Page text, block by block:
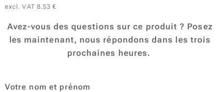
excl. VAT 8.53 €
Avez-vous des questions sur ce produit ? Posez
les maintenant, nous répondons dans les trois
prochaines heures.
Votre nom et prénom